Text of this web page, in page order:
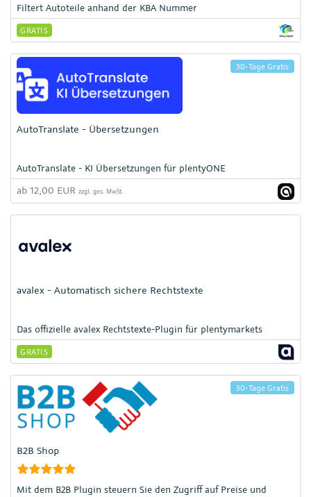
Filtert Autoteile anhand der KBA Nummer
GRATIS
30-Tage Gratis
AutoTranslate - Übersetzungen
AutoTranslate - KI Übersetzungen für plentyONE
ab 12,00 EUR zzgl. ges. MwSt.
avalex - Automatisch sichere Rechtstexte
Das offizielle avalex Rechtstexte-Plugin für plentymarkets
GRATIS
30-Tage Gratis
B2B Shop
Mit dem B2B Plugin steuern Sie den Zugriff auf Preise und